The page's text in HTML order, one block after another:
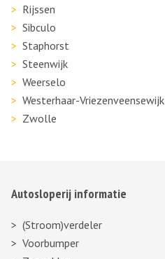
Rijssen
Sibculo
Staphorst
Steenwijk
Weerselo
Westerhaar-Vriezenveensewijk
Zwolle
Autosloperij informatie
(Stroom)verdeler
Voorbumper